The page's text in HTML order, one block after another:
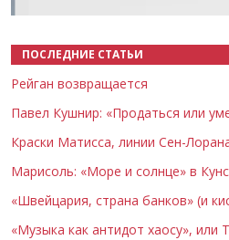
ПОСЛЕДНИЕ СТАТЬИ
Рейган возвращается
Павел Кушнир: «Продаться или
Краски Матисса, линии Сен-
Марисоль: «Море и солнце» в
«Швейцария, страна банков» (и
«Музыка как антидот хаосу», или